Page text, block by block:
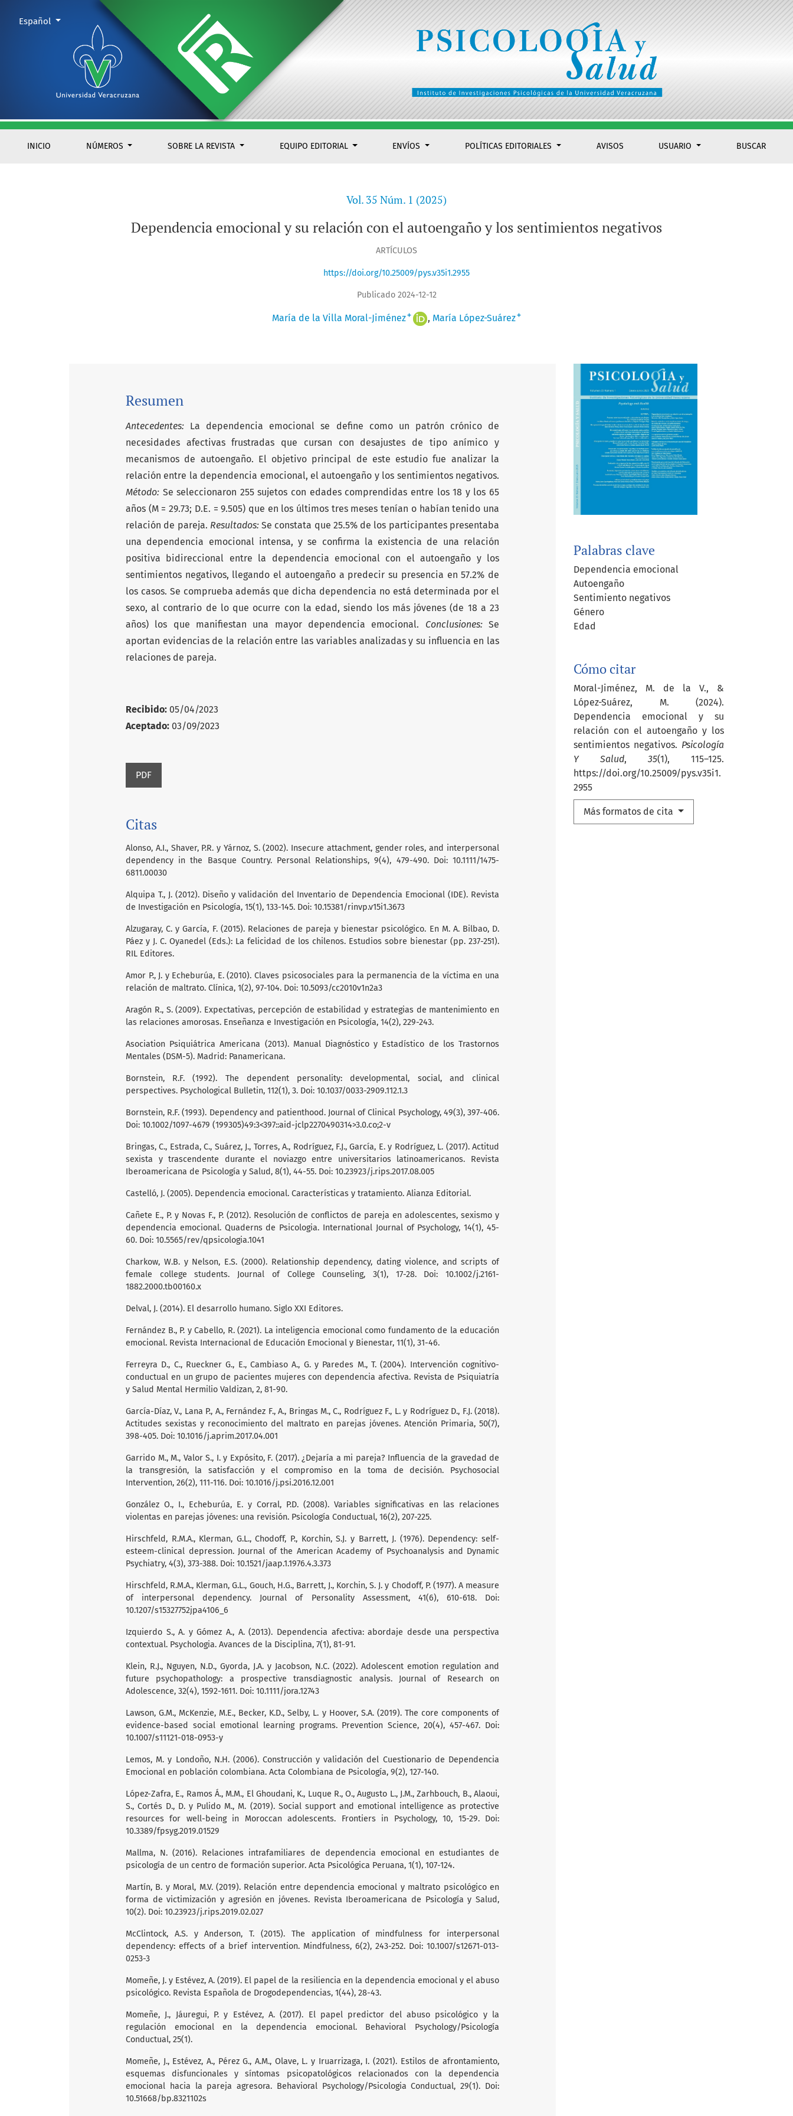
Dependencia emocional y su relación con el autoengaño y los sentimientos negativos
INICIO NÚMEROS SOBRE LA REVISTA EQUIPO EDITORIAL ENVÍOS POLÍTICAS EDITORIALES AVISOS USUARIO BUSCAR
Cambiar el idioma. El actual es:
Español
Vol. 35 Núm. 1 (2025)
Dependencia emocional y su relación con el autoengaño y los sentimientos negativos
ARTÍCULOS
https://doi.org/10.25009/pys.v35i1.2955
Publicado 2024-12-12
María de la Villa Moral-Jiménez+ María López-Suárez+
Palabras clave
Dependencia emocional
Autoengaño
Sentimiento negativos
Género
Edad
Cómo citar
Moral-Jiménez, M. de la V., &
López-Suárez, M. (2024).
Dependencia emocional y su
relación con el autoengaño y los
sentimientos negativos. Psicología
Y Salud, 35(1), 115–125.
https://doi.org/10.25009/pys.v35i1.
2955
Más formatos de cita
Resumen
Antecedentes: La dependencia emocional se define como un patrón crónico de
necesidades afectivas frustradas que cursan con desajustes de tipo anímico y
mecanismos de autoengaño. El objetivo principal de este estudio fue analizar la
relación entre la dependencia emocional, el autoengaño y los sentimientos negativos.
Método: Se seleccionaron 255 sujetos con edades comprendidas entre los 18 y los 65
años (M = 29.73; D.E. = 9.505) que en los últimos tres meses tenían o habían tenido una
relación de pareja. Resultados:Se constata que 25.5% de los participantes presentaba
una dependencia emocional intensa, y se confirma la existencia de una relación
positiva bidireccional entre la dependencia emocional con el autoengaño y los
sentimientos negativos, llegando el autoengaño a predecir su presencia en 57.2% de
los casos. Se comprueba además que dicha dependencia no está determinada por el
sexo, al contrario de lo que ocurre con la edad, siendo los más jóvenes (de 18 a 23
años) los que manifiestan una mayor dependencia emocional. Conclusiones:Se
aportan evidencias de la relación entre las variables analizadas y su influencia en las
relaciones de pareja.
Recibido: 05/04/2023
Aceptado: 03/09/2023
PDF
Citas
Alonso, A.I., Shaver, P.R. y Yárnoz, S. (2002). Insecure attachment, gender roles, and interpersonal
dependency in the Basque Country. Personal Relationships, 9(4), 479-490. Doi: 10.1111/1475-
6811.00030
Alquipa T., J. (2012). Diseño y validación del Inventario de Dependencia Emocional (IDE). Revista
de Investigación en Psicología, 15(1), 133-145. Doi: 10.15381/rinvp.v15i1.3673
Alzugaray, C. y García, F. (2015). Relaciones de pareja y bienestar psicológico. En M. A. Bilbao, D.
Páez y J. C. Oyanedel (Eds.): La felicidad de los chilenos. Estudios sobre bienestar (pp. 237-251).
RIL Editores.
Amor P., J. y Echeburúa, E. (2010). Claves psicosociales para la permanencia de la víctima en una
relación de maltrato. Clínica, 1(2), 97-104. Doi: 10.5093/cc2010v1n2a3
Aragón R., S. (2009). Expectativas, percepción de estabilidad y estrategias de mantenimiento en
las relaciones amorosas. Enseñanza e Investigación en Psicología, 14(2), 229-243.
Asociation Psiquiátrica Americana (2013). Manual Diagnóstico y Estadístico de los Trastornos
Mentales (DSM-5). Madrid: Panamericana.
Bornstein, R.F. (1992). The dependent personality: developmental, social, and clinical
perspectives. Psychological Bulletin, 112(1), 3. Doi: 10.1037/0033-2909.112.1.3
Bornstein, R.F. (1993). Dependency and patienthood. Journal of Clinical Psychology, 49(3), 397-406.
Doi: 10.1002/1097-4679 (199305)49:3<397::aid-jclp2270490314>3.0.co;2-v
Bringas, C., Estrada, C., Suárez, J., Torres, A., Rodríguez, F.J., García, E. y Rodríguez, L. (2017). Actitud
sexista y trascendente durante el noviazgo entre universitarios latinoamericanos. Revista
Iberoamericana de Psicología y Salud, 8(1), 44-55. Doi: 10.23923/j.rips.2017.08.005
Castelló, J. (2005). Dependencia emocional. Características y tratamiento. Alianza Editorial.
Cañete E., P. y Novas F., P. (2012). Resolución de conflictos de pareja en adolescentes, sexismo y
dependencia emocional. Quaderns de Psicologia. International Journal of Psychology, 14(1), 45-
60. Doi: 10.5565/rev/qpsicologia.1041
Charkow, W.B. y Nelson, E.S. (2000). Relationship dependency, dating violence, and scripts of
female college students. Journal of College Counseling, 3(1), 17-28. Doi: 10.1002/j.2161-
1882.2000.tb00160.x
Delval, J. (2014). El desarrollo humano. Siglo XXI Editores.
Fernández B., P. y Cabello, R. (2021). La inteligencia emocional como fundamento de la educación
emocional. Revista Internacional de Educación Emocional y Bienestar, 11(1), 31-46.
Ferreyra D., C., Rueckner G., E., Cambiaso A., G. y Paredes M., T. (2004). Intervención cognitivo-
conductual en un grupo de pacientes mujeres con dependencia afectiva. Revista de Psiquiatría
y Salud Mental Hermilio Valdizan, 2, 81-90.
García-Díaz, V., Lana P., A., Fernández F., A., Bringas M., C., Rodríguez F., L. y Rodríguez D., F.J. (2018).
Actitudes sexistas y reconocimiento del maltrato en parejas jóvenes. Atención Primaria, 50(7),
398-405. Doi: 10.1016/j.aprim.2017.04.001
Garrido M., M., Valor S., I. y Expósito, F. (2017). ¿Dejaría a mi pareja? Influencia de la gravedad de
la transgresión, la satisfacción y el compromiso en la toma de decisión. Psychosocial
Intervention, 26(2), 111-116. Doi: 10.1016/j.psi.2016.12.001
González O., I., Echeburúa, E. y Corral, P.D. (2008). Variables significativas en las relaciones
violentas en parejas jóvenes: una revisión. Psicología Conductual, 16(2), 207-225.
Hirschfeld, R.M.A., Klerman, G.L., Chodoff, P., Korchin, S.J. y Barrett, J. (1976). Dependency: self-
esteem-clinical depression. Journal of the American Academy of Psychoanalysis and Dynamic
Psychiatry, 4(3), 373-388. Doi: 10.1521/jaap.1.1976.4.3.373
Hirschfeld, R.M.A., Klerman, G.L., Gouch, H.G., Barrett, J., Korchin, S. J. y Chodoff, P. (1977). A measure
of interpersonal dependency. Journal of Personality Assessment, 41(6), 610-618. Doi:
10.1207/s15327752jpa4106_6
Izquierdo S., A. y Gómez A., A. (2013). Dependencia afectiva: abordaje desde una perspectiva
contextual. Psychologia. Avances de la Disciplina, 7(1), 81-91.
Klein, R.J., Nguyen, N.D., Gyorda, J.A. y Jacobson, N.C. (2022). Adolescent emotion regulation and
future psychopathology: a prospective transdiagnostic analysis. Journal of Research on
Adolescence, 32(4), 1592-1611. Doi: 10.1111/jora.12743
Lawson, G.M., McKenzie, M.E., Becker, K.D., Selby, L. y Hoover, S.A. (2019). The core components of
evidence-based social emotional learning programs. Prevention Science, 20(4), 457-467. Doi:
10.1007/s11121-018-0953-y
Lemos, M. y Londoño, N.H. (2006). Construcción y validación del Cuestionario de Dependencia
Emocional en población colombiana. Acta Colombiana de Psicología, 9(2), 127-140.
López-Zafra, E., Ramos Á., M.M., El Ghoudani, K., Luque R., O., Augusto L., J.M., Zarhbouch, B., Alaoui,
S., Cortés D., D. y Pulido M., M. (2019). Social support and emotional intelligence as protective
resources for well-being in Moroccan adolescents. Frontiers in Psychology, 10, 15-29. Doi:
10.3389/fpsyg.2019.01529
Mallma, N. (2016). Relaciones intrafamiliares de dependencia emocional en estudiantes de
psicología de un centro de formación superior. Acta Psicológica Peruana, 1(1), 107-124.
Martín, B. y Moral, M.V. (2019). Relación entre dependencia emocional y maltrato psicológico en
forma de victimización y agresión en jóvenes. Revista Iberoamericana de Psicología y Salud,
10(2). Doi: 10.23923/j.rips.2019.02.027
McClintock, A.S. y Anderson, T. (2015). The application of mindfulness for interpersonal
dependency: effects of a brief intervention. Mindfulness, 6(2), 243-252. Doi: 10.1007/s12671-013-
0253-3
Momeñe, J. y Estévez, A. (2019). El papel de la resiliencia en la dependencia emocional y el abuso
psicológico. Revista Española de Drogodependencias, 1(44), 28-43.
Momeñe, J., Jáuregui, P. y Estévez, A. (2017). El papel predictor del abuso psicológico y la
regulación emocional en la dependencia emocional. Behavioral Psychology/Psicología
Conductual, 25(1).
Momeñe, J., Estévez, A., Pérez G., A.M., Olave, L. y Iruarrizaga, I. (2021). Estilos de afrontamiento,
esquemas disfuncionales y síntomas psicopatológicos relacionados con la dependencia
emocional hacia la pareja agresora. Behavioral Psychology/Psicologia Conductual, 29(1). Doi:
10.51668/bp.8321102s